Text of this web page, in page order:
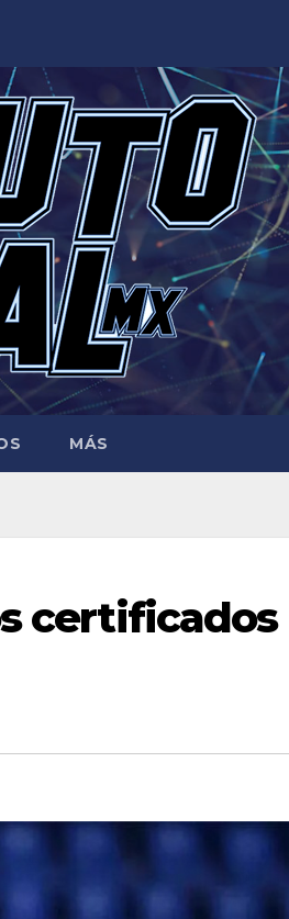
MÁS
certificados